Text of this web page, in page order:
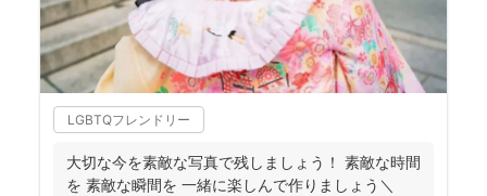
LGBTQフレンドリー
大切な今を素敵な写真で残しましょう！ 素敵な時間
を 素敵な瞬間を 一緒に楽しんで作りましょう＼